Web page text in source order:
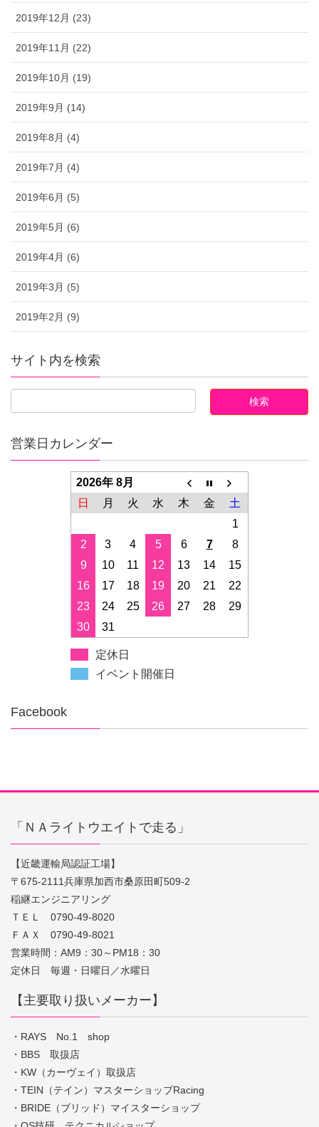
2019年12月 (23)
2019年11月 (22)
2019年10月 (19)
2019年9月 (14)
2019年8月 (4)
2019年7月 (4)
2019年6月 (5)
2019年5月 (6)
2019年4月 (6)
2019年3月 (5)
2019年2月 (9)
サイト内を検索
営業日カレンダー
2026年 8月
日
月 火 水 木 金
土
1
2
3 4 5 6 7
8
9
10 11 12 13 14
15
16
17 18 19 20 21
22
23
24 25 26 27 28
29
30
31
定休日
イベント開催日
Facebook
「ＮＡライトウエイトで走る」
【近畿運輸局認証工場】
〒675-2111兵庫県加西市桑原田町509-2
稲継エンジニアリング
ＴＥＬ 0790-49-8020
ＦＡＸ 0790-49-8021
営業時間：AM9：30～PM18：30
定休日 毎週・日曜日／水曜日
【主要取り扱いメーカー】
・RAYS No.1 shop
・BBS 取扱店
・KW（カーヴェイ）取扱店
・TEIN（テイン）マスターショップRacing
・BRIDE（ブリッド）マイスターショップ